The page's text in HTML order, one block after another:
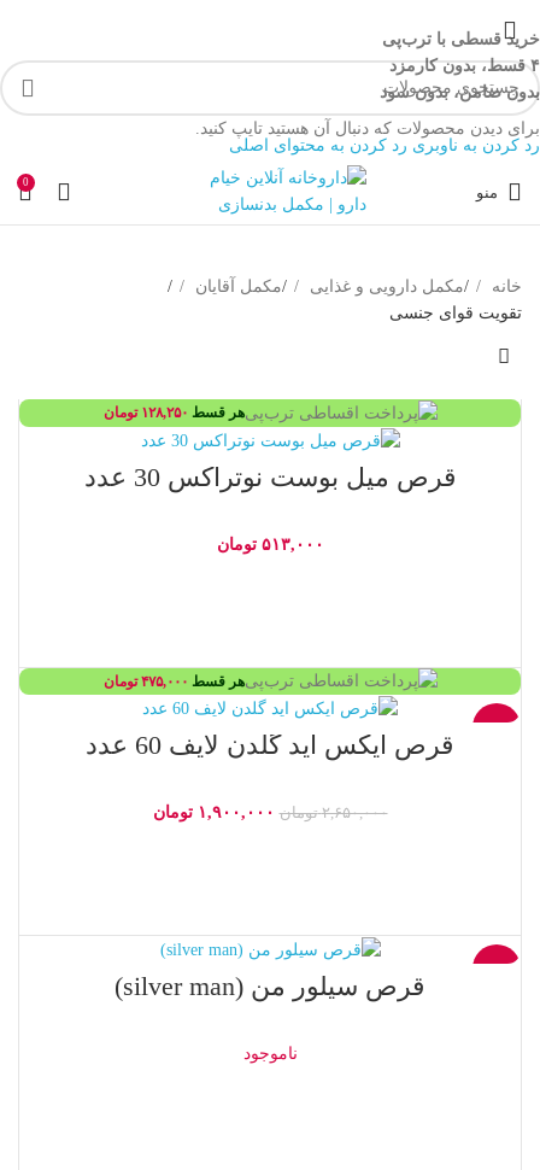
خرید قسطی با ترب‌پی
۴ قسط، بدون کارمزد
بدون ضامن، بدون سود
رد کردن به ناوبری رد کردن به محتوای اصلی
منو
0
خانه /مکمل دارویی و غذایی /مکمل آقایان
/
تقویت قوای جنسی
هر قسط ۱۲۸,۲۵۰ تومان
قرص میل بوست نوتراکس 30 عدد
۵۱۳,۰۰۰ تومان
هر قسط ۴۷۵,۰۰۰ تومان
-28%
قرص ایکس اید گلدن لایف 60 عدد
۲,۶۵۰,۰۰۰ تومان ۱,۹۰۰,۰۰۰ تومان
-30%
قرص سیلور من (silver man)
ناموجود
برای دیدن محصولات که دنبال آن هستید تایپ کنید.